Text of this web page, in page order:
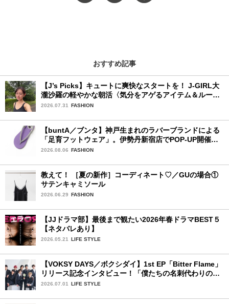
おすすめ記事
【J’s Picks】キュートに爽快なスタートを！ J-GIRL大
瀧沙羅の軽やかな朝活〈気分をアゲるアイテム＆ルーテ
ィーン〉
2026.07.31 FASHION
【buntA／ブンタ】神戸生まれのラバーブランドによる
「足育フットウェア」。伊勢丹新宿店でPOP-UP開催
中！
2026.08.06 FASHION
教えて！ ［夏の新作］コーディネート♡／GUの場合①
サテンキャミソール
2026.06.29 FASHION
【JJドラマ部】最後まで観たい2026年春ドラマBEST５
【ネタバレあり】
2026.05.21 LIFE STYLE
【VOKSY DAYS／ボクシダイ】1st EP「Bitter Flame」
リリース記念インタビュー！「僕たちの名刺代わりのよ
うなアルバム」
2026.07.01 LIFE STYLE